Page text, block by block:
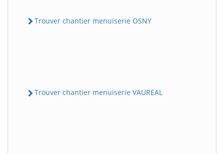
Trouver chantier menuiserie OSNY
Trouver chantier menuiserie VAUREAL